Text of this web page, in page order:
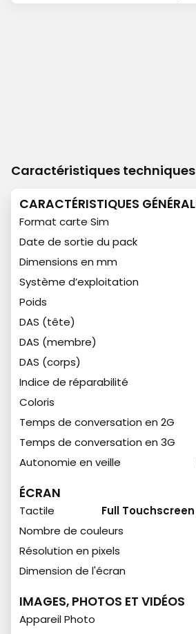
Caractéristiques techniques
CARACTÉRISTIQUES
Format carte Sim
Date de sortie du pack
Dimensions en mm
Système d’exploitation
Poids
DAS (tête)
DAS (membre)
DAS (corps)
Indice de réparabilité
Coloris
Temps de conversation en 2G
Temps de conversation en 3G
Autonomie en veille
ÉCRAN
Tactile
Full
Nombre de couleurs
Résolution en pixels
Dimension de l'écran
IMAGES, PHOTOS ET VIDÉOS
Appareil Photo